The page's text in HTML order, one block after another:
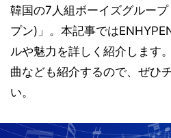
ENHYPEN(エンハイプン)と
I-LANDで選ばれた7人の
ENHYPEN(エンハイプン
ENHYPEN(エンハイプン)
Given-Taken
韓国の7人組ボーイズグルー
プン)」。本記事では
ルや魅力を詳しく紹介します
曲なども紹介するので、ぜひ
い。